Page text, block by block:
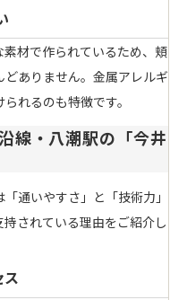
材で作られているため、頬
ありません。金属アレルギ
れるのも特徴です。
線・八潮駅の「今井
通いやすさ」と「技術力」
されている理由をご紹介し